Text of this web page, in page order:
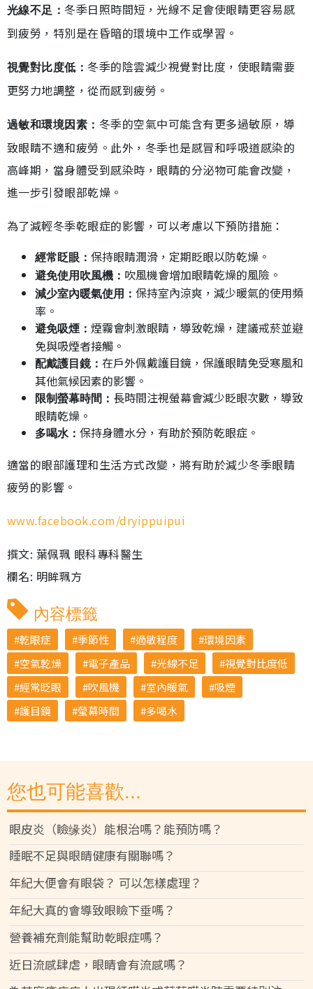
光線不足：冬季日照時間短，光線不足會使眼睛更容易感
到疲勞，特別是在昏暗的環境中工作或學習。
視覺對比度低：冬季的陰雲減少視覺對比度，使眼睛需要
更努力地調整，從而感到疲勞。
過敏和環境因素： 冬季的空氣中可能含有更多過敏原，導
致眼睛不適和疲勞。此外，冬季也是感冒和呼吸道感染的
高峰期，當身體受到感染時，眼睛的分泌物可能會改變，
進一步引發眼部乾燥。
為了減輕冬季乾眼症的影響，可以考慮以下預防措施：
經常眨眼： 保持眼睛潤滑，定期眨眼以防乾燥。
避免使用吹風機： 吹風機會增加眼睛乾燥的風險。
減少室內暖氣使用： 保持室內涼爽，減少暖氣的使用頻
率。
避免吸煙： 煙霧會刺激眼睛，導致乾燥，建議戒菸並避
免與吸煙者接觸。
配戴護目鏡： 在戶外佩戴護目鏡，保護眼睛免受寒風和
其他氣候因素的影響。
限制螢幕時間： 長時間注視螢幕會減少眨眼次數，導致
眼睛乾燥。
多喝水： 保持身體水分，有助於預防乾眼症。
適當的眼部護理和生活方式改變，將有助於減少冬季眼睛
疲勞的影響。
www.facebook.com/dryippuipui
撰文: 葉佩珮 眼科專科醫生
欄名: 明眸珮方
內容標籤
乾眼症 季節性 過敏程度
環境因素
空氣乾燥
電子產品 光線不足
視覺對比度低
經常眨眼
吹風機 室內暖氣
吸煙
護目鏡
螢幕時間 多喝水
您也可能喜歡...
眼皮炎（瞼缘炎）能根治嗎？能預防嗎？
睡眠不足與眼睛健康有關聯嗎？
年紀大便會有眼袋？ 可以怎樣處理？
年紀大真的會導致眼瞼下垂嗎？
營養補充劑能幫助乾眼症嗎？
近日流感肆虐，眼睛會有流感嗎？